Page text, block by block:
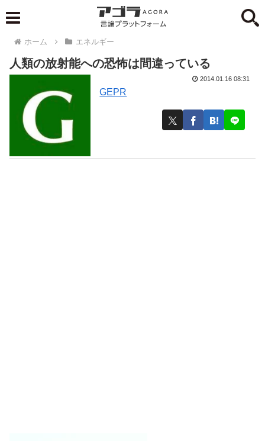
ホーム エネルギー
人類の放射能への恐怖は間違っている
GEPR
2014.01.16 08:31